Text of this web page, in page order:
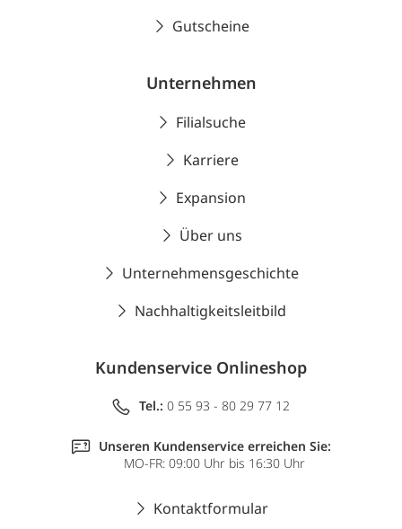
Gutscheine
Unternehmen
Filialsuche
Karriere
Expansion
Über uns
Unternehmensgeschichte
Nachhaltigkeitsleitbild
Kundenservice Onlineshop
Tel.: 0 55 93 - 80 29 77 12
Unseren Kundenservice erreichen Sie:
MO-FR: 09:00 Uhr bis 16:30 Uhr
Kontaktformular